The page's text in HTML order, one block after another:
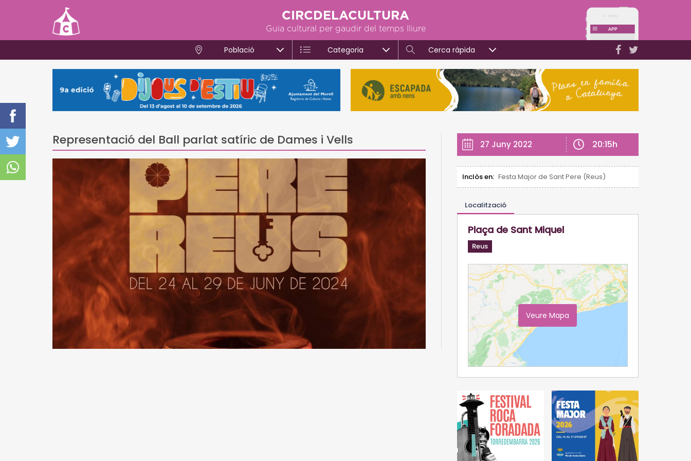
CIRCDELACULTURA
Guia cultural per gaudir del temps lliure
Població Categoria Cerca ràpida
Representació del Ball parlat satíric de Dames i Vells 27 Juny 2022 20:15h
Inclòs en: Festa Major de Sant Pere (Reus)
Localització
Plaça de Sant Miquel
Reus
Veure Mapa